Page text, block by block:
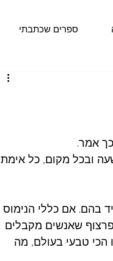
ספרים שכתבתי
אמר.
ובכל מקום, כל אימת
בהם. אם כללי הנימוס
שאנשים מקבלים
הכי טבעי בעולם, מה